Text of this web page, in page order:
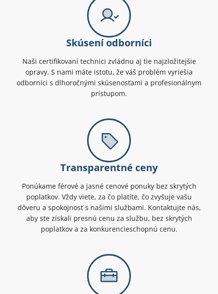
Skúsení odborníci
Naši certifikovaní technici zvládnu aj tie najzložitejšie
opravy. S nami máte istotu, že váš problém vyriešia
odborníci s dlhoročnými skúsenosťami a profesionálnym
prístupom.
Transparentné ceny
Ponúkame férové a jasné cenové ponuky bez skrytých
poplatkov. Vždy viete, za čo platíte, čo zvyšuje vašu
dôveru a spokojnosť s našimi službami. Kontaktujte nás,
aby ste získali presnú cenu za službu, bez skrytých
poplatkov a za konkurencieschopnú cenu.